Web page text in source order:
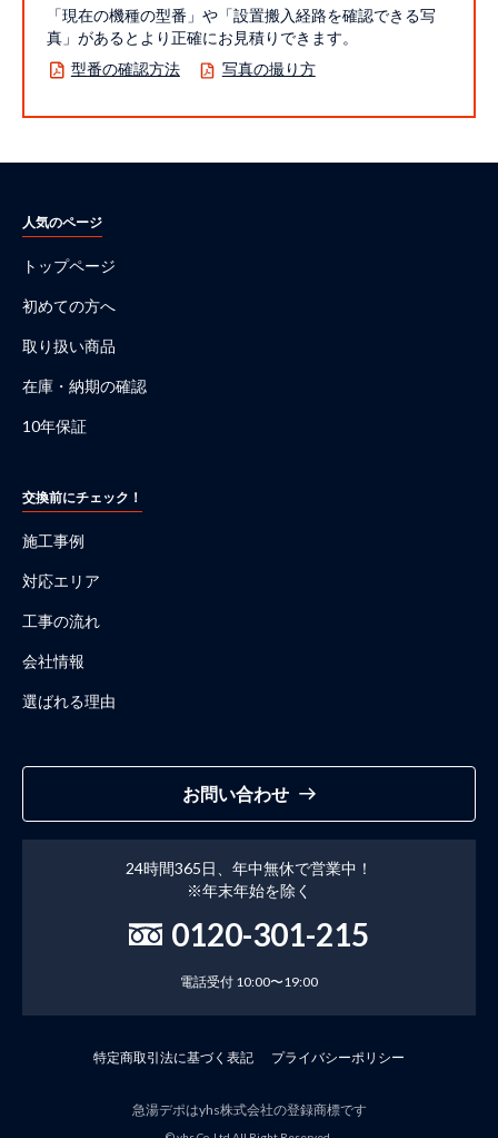
「現在の機種の型番」や「設置搬入経路を確認できる写
真」があるとより正確にお見積りできます。
型番の確認方法
写真の撮り方
人気のページ
トップページ
初めての方へ
取り扱い商品
在庫・納期の確認
10年保証
交換前にチェック！
施工事例
対応エリア
工事の流れ
会社情報
選ばれる理由
お問い合わせ
24時間365日、年中無休で営業中！
※年末年始を除く
0120-301-215
電話受付 10:00〜19:00
特定商取引法に基づく表記 プライバシーポリシー
急湯デポはyhs株式会社の登録商標です